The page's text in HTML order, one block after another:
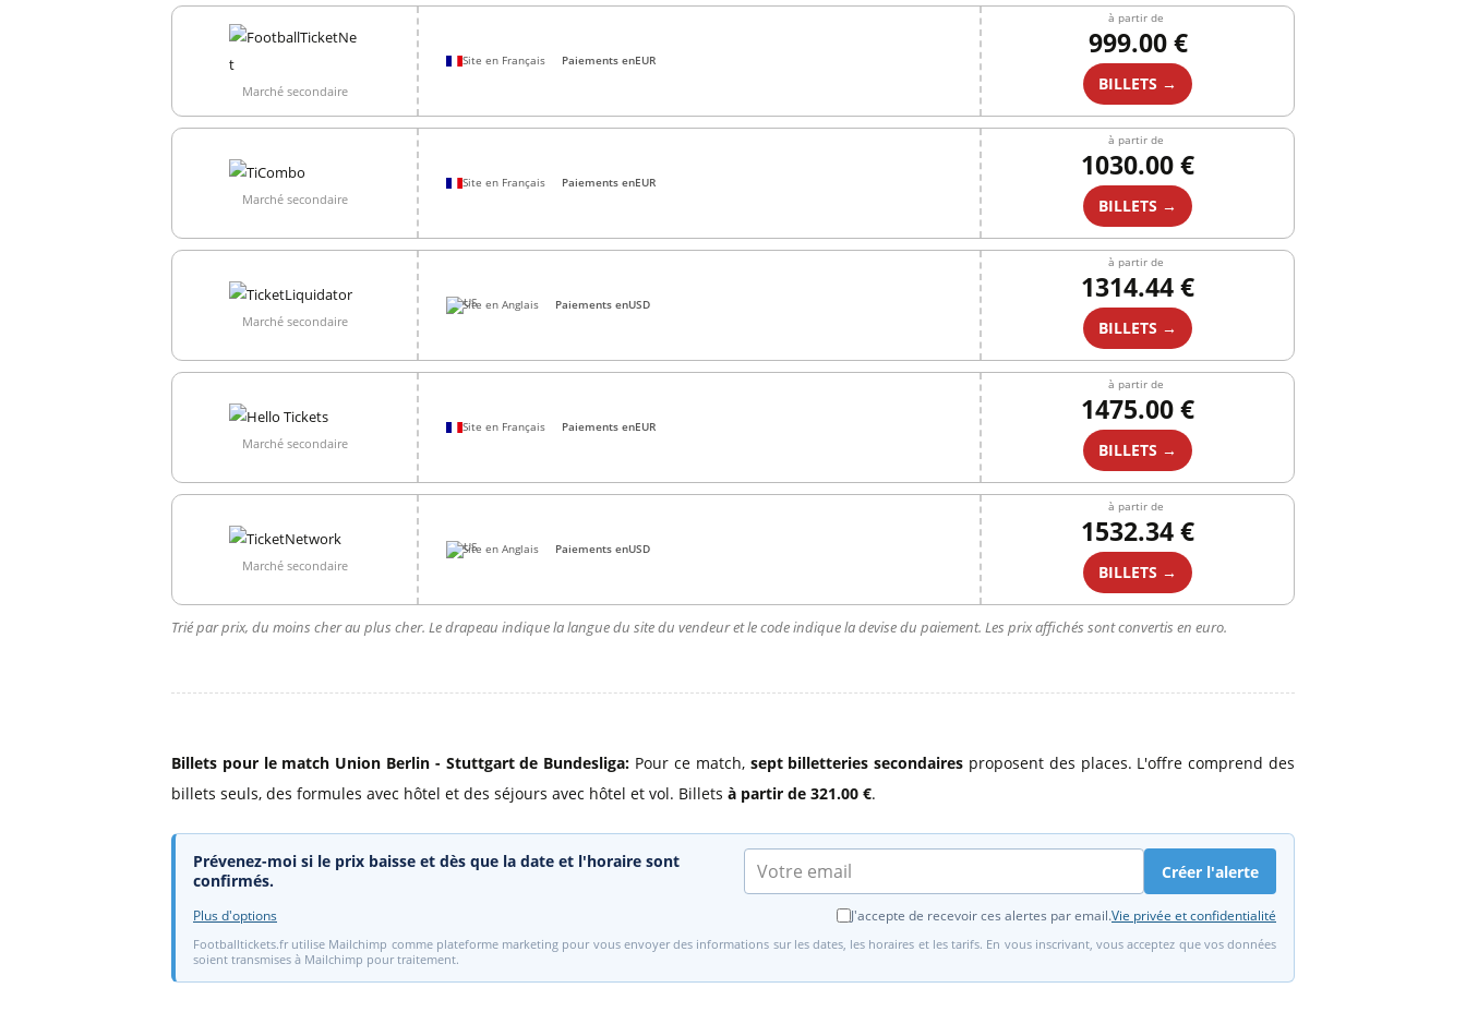
Marché secondaire
Site en Français Paiements enEUR
à partir de
999.00 €
BILLETS →
Marché secondaire
Site en Français Paiements enEUR
à partir de
1030.00 €
BILLETS →
Marché secondaire
Site en Anglais Paiements enUSD
à partir de
1314.44 €
BILLETS →
Marché secondaire
Site en Français Paiements enEUR
à partir de
1475.00 €
BILLETS →
Marché secondaire
Site en Anglais Paiements enUSD
à partir de
1532.34 €
BILLETS →
Trié par prix, du moins cher au plus cher. Le drapeau indique la langue du site du vendeur et le code indique la devise du paiement. Les prix affichés sont convertis en euro.
Billets pour le match Union Berlin - Stuttgart de Bundesliga: Pour ce match, sept billetteries secondaires proposent des places. L'offre comprend des
billets seuls, des formules avec hôtel et des séjours avec hôtel et vol. Billets à partir de 321.00 €.
Prévenez-moi si le prix baisse et dès que la date et l'horaire sont
confirmés.
Créer l'alerte
J'accepte de recevoir ces alertes par email.Vie privée et confidentialité
Plus d'options
Footballtickets.fr utilise Mailchimp comme plateforme marketing pour vous envoyer des informations sur les dates, les horaires et les tarifs. En vous inscrivant, vous acceptez que vos données
soient transmises à Mailchimp pour traitement.